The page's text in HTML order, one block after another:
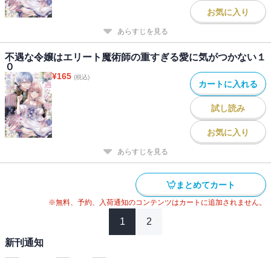
お気に入り
あらすじを見る
不遇な令嬢はエリート魔術師の重すぎる愛に気がつかない１
０
¥165 (税込)
カートに入れる
試し読み
お気に入り
あらすじを見る
まとめてカート
※無料、予約、入荷通知のコンテンツはカートに追加されません。
1 2
新刊通知